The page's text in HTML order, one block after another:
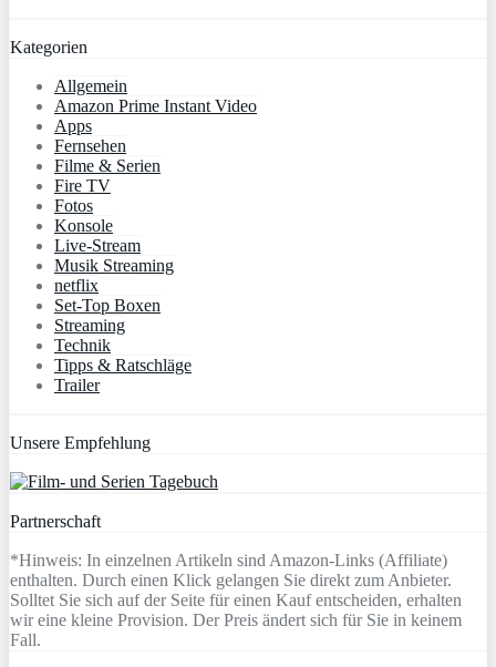
Kategorien
Allgemein
Amazon Prime Instant Video
Apps
Fernsehen
Filme & Serien
Fire TV
Fotos
Konsole
Live-Stream
Musik Streaming
netflix
Set-Top Boxen
Streaming
Technik
Tipps & Ratschläge
Trailer
Unsere Empfehlung
Partnerschaft
*Hinweis: In einzelnen Artikeln sind Amazon-Links (Affiliate)
enthalten. Durch einen Klick gelangen Sie direkt zum Anbieter.
Solltet Sie sich auf der Seite für einen Kauf entscheiden, erhalten
wir eine kleine Provision. Der Preis ändert sich für Sie in keinem
Fall.